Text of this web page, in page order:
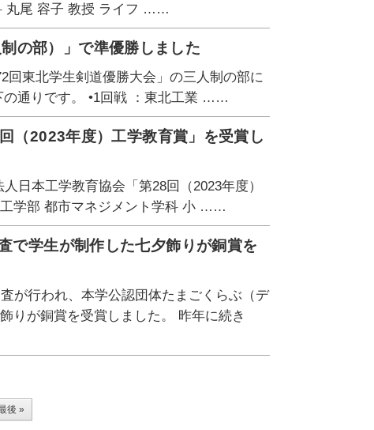
丸尾 容子 教授 ライフ ……
の部）」で準優勝しました
東北学生剣道優勝大会」の三人制の部に
の通りです。 •1回戦 ：東北工業 ……
（2023年度）工学教育賞」を受賞し
日本工学教育協会「第28回（2023年度）
学部 都市マネジメント学科 小 ……
で学生が制作した七夕飾りが銅賞を
が行われ、本学公認団体たまごくらぶ（デ
りが銅賞を受賞しました。 昨年に続き
後 »